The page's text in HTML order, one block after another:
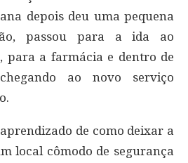
depois deu uma pequena
passou para a ida ao
para a farmácia e dentro de
ao novo serviço
de como deixar a
local cômodo de segurança